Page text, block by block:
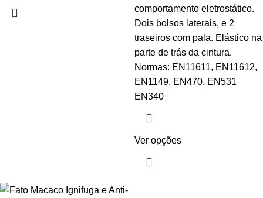
comportamento eletrostático.
Dois bolsos laterais, e 2
traseiros com pala. Elástico na
parte de trás da cintura.
Normas: EN11611, EN11612,
EN1149, EN470, EN531
EN340
Ver opções